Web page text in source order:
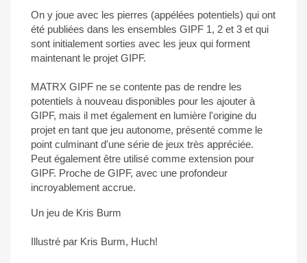
On y joue avec les pierres (appélées potentiels) qui ont
été publiées dans les ensembles GIPF 1, 2 et 3 et qui
sont initialement sorties avec les jeux qui forment
maintenant le projet GIPF.
MATRX GIPF ne se contente pas de rendre les
potentiels à nouveau disponibles pour les ajouter à
GIPF, mais il met également en lumière l'origine du
projet en tant que jeu autonome, présenté comme le
point culminant d'une série de jeux très appréciée.
Peut également être utilisé comme extension pour
GIPF. Proche de GIPF, avec une profondeur
incroyablement accrue.
Un jeu de Kris Burm
Illustré par Kris Burm, Huch!